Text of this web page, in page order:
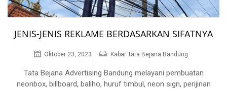
JENIS-JENIS REKLAME BERDASARKAN SIFATNYA
Oktober 23, 2023 Kabar Tata Bejana Bandung
Tata Bejana Advertising Bandung melayani pembuatan
neonbox, billboard, baliho, huruf timbul, neon sign, perijinan